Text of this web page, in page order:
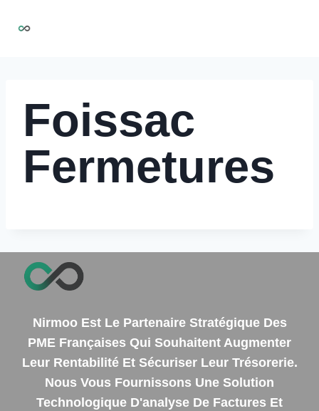
Foissac
Fermetures
Nirmoo Est Le Partenaire Stratégique Des
PME Françaises Qui Souhaitent Augmenter
Leur Rentabilité Et Sécuriser Leur Trésorerie.
Nous Vous Fournissons Une Solution
Technologique D'analyse De Factures Et